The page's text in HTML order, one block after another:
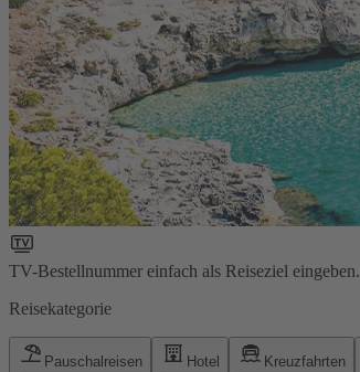
TV-Bestellnummer einfach als Reiseziel eingeben.
Reisekategorie
Pauschalreisen Hotel Kreuzfahrten